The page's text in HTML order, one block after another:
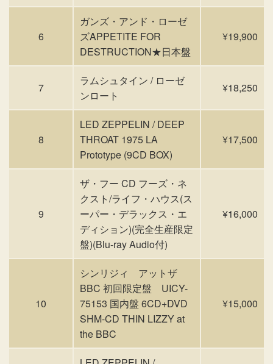
6
ガンズ・アンド・ローゼ
ズAPPETITE FOR
DESTRUCTION★日本盤
¥19,900
7
ラムシュタイン / ローゼ
ンロート
¥18,250
8
LED ZEPPELIN / DEEP
THROAT 1975 LA
Prototype (9CD BOX)
¥17,500
9
ザ・フー CD フーズ・ネ
クスト/ライフ・ハウス(ス
ーパー・デラックス・エ
ディション)(完全生産限定
盤)(Blu-ray Audio付)
¥16,000
10
シンリジィ アットザ
BBC 初回限定盤 UICY-
75153 国内盤 6CD+DVD
SHM-CD THIN LIZZY at
the BBC
¥15,000